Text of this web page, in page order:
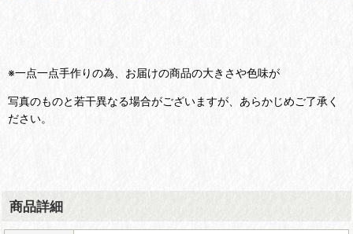
※一点一点手作りの為、お届けの商品の大きさや色味が
写真のものと若干異なる場合がございますが、あらかじめご了承く
ださい。
商品詳細